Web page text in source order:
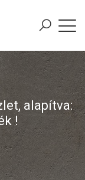
alapítva:
!